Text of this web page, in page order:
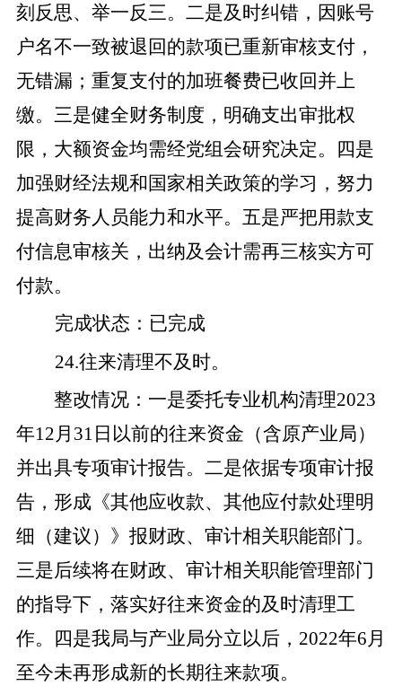
刻反思、举一反三。二是及时纠错，因账号
户名不一致被退回的款项已重新审核支付，
无错漏；重复支付的加班餐费已收回并上
缴。 三是健全财务制度，明确支出审批权
限，大额资金均需经党组会研究决定。 四是
加强财经法规和国家相关政策的学习，努力
提高财务人员能力和水平。 五是严把用款支
付信息审核关，出纳及会计需再三核实方可
付款。
完成状态 ： 已完成
24.往来清理不及时。
整改情况： 一是委托专业机构清理2023
年12月 31 日以前的往来资金（含原产业局）
并出具专项审计报告。 二是依据专项审计报
告，形成《其他应收款、其他应付款处理明
细（建议）》报财政、审计相关职能部门。
三是后续将在财政、审计相关职能管理部门
的指导下，落实好往来资金的及时清理工
作。 四是我局与产业局分立以后， 2022年6月
至今未再形成新的长期往来款项。